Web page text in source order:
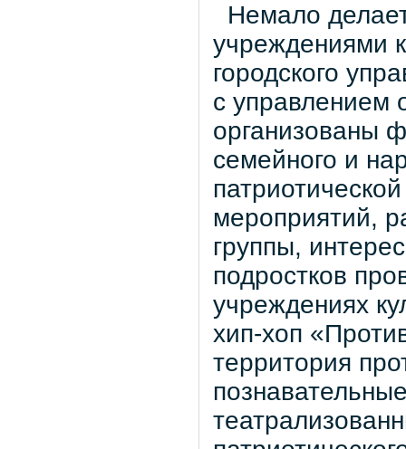
Немало
учреждениями
городского
с управлением
организованы
семейного и
мероприятий,
группы,
подростков
учреждениях
хип-хоп
территория